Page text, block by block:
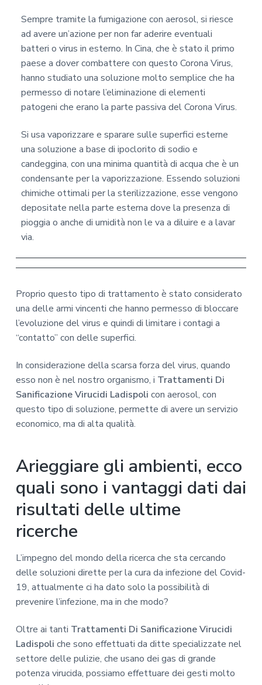
Sempre tramite la fumigazione con aerosol, si riesce
ad avere un’azione per non far aderire eventuali
batteri o virus in esterno. In Cina, che è stato il primo
paese a dover combattere con questo Corona Virus,
hanno studiato una soluzione molto semplice che ha
permesso di notare l’eliminazione di elementi
patogeni che erano la parte passiva del Corona Virus.
Si usa vaporizzare e sparare sulle superfici esterne
una soluzione a base di ipoclorito di sodio e
candeggina, con una minima quantità di acqua che è un
condensante per la vaporizzazione. Essendo soluzioni
chimiche ottimali per la sterilizzazione, esse vengono
depositate nella parte esterna dove la presenza di
pioggia o anche di umidità non le va a diluire e a lavar
via.
Proprio questo tipo di trattamento è stato considerato
una delle armi vincenti che hanno permesso di bloccare
l’evoluzione del virus e quindi di limitare i contagi a
“contatto” con delle superfici.
In considerazione della scarsa forza del virus, quando
esso non è nel nostro organismo, i Trattamenti Di
Sanificazione Virucidi Ladispoli con aerosol, con
questo tipo di soluzione, permette di avere un servizio
economico, ma di alta qualità.
Arieggiare gli ambienti, ecco
quali sono i vantaggi dati dai
risultati delle ultime
ricerche
L’impegno del mondo della ricerca che sta cercando
delle soluzioni dirette per la cura da infezione del Covid-
19, attualmente ci ha dato solo la possibilità di
prevenire l’infezione, ma in che modo?
Oltre ai tanti Trattamenti Di Sanificazione Virucidi
Ladispoli che sono effettuati da ditte specializzate nel
settore delle pulizie, che usano dei gas di grande
potenza virucida, possiamo effettuare dei gesti molto